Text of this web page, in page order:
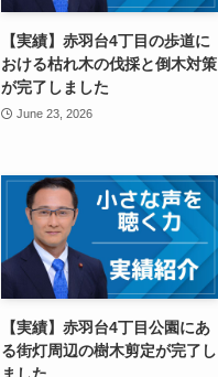
【実績】赤羽台4丁目の歩道に
おける枯れ木の伐採と倒木対策
が完了しました
June 23, 2026
【実績】赤羽台4丁目公園にあ
る街灯周辺の樹木剪定が完了し